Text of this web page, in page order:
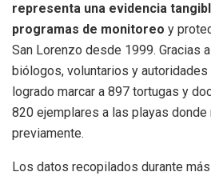
representa una evidencia
programas de monitoreo y
San Lorenzo desde 1999. Gracias
biólogos, voluntarios y
logrado marcar a 897 tortugas y
820 ejemplares a las playas donde
previamente.
Los datos recopilados durante